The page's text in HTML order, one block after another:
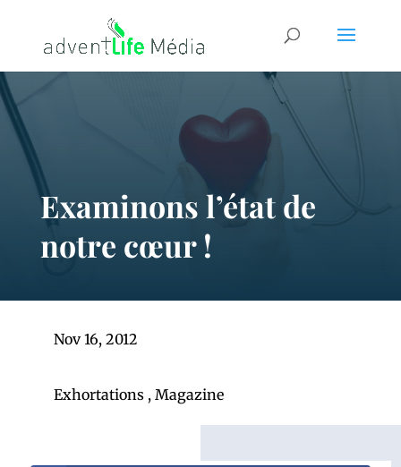
Examinons l’état de
notre cœur !
Nov 16, 2012
Exhortations, Magazine